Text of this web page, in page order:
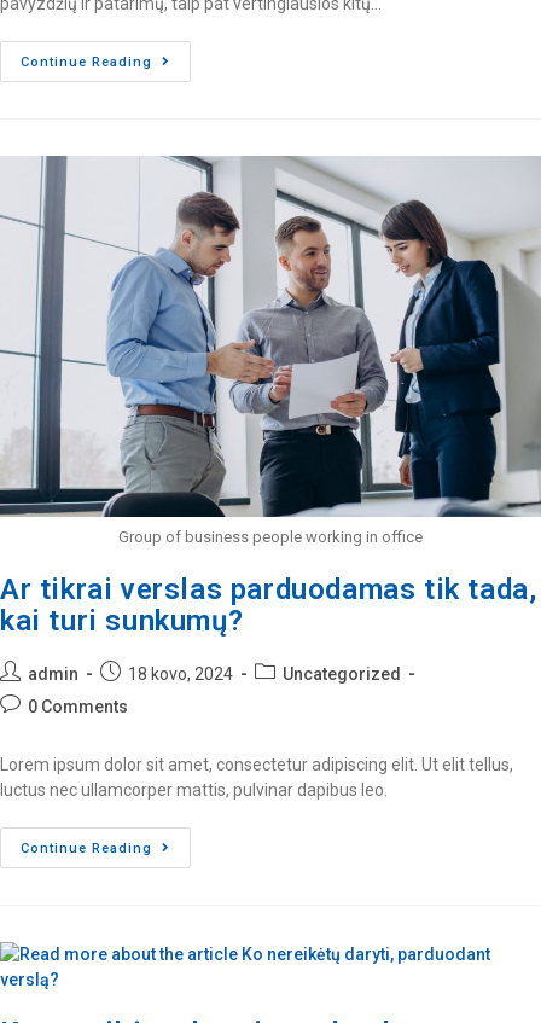
Continue Reading
Group of business people working in office
Ar tikrai verslas parduodamas tik tada,
kai turi sunkumų?
admin 18 kovo, 2024
Uncategorized
0 Comments
Lorem ipsum dolor sit amet, consectetur adipiscing elit. Ut elit tellus,
luctus nec ullamcorper mattis, pulvinar dapibus leo.
Continue Reading